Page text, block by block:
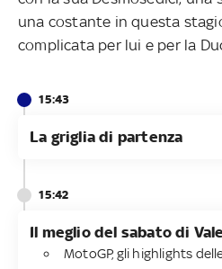
una costante in questa
complicata per lui e per la
15:43
La griglia di partenza
15:42
Il meglio del sabato di
MotoGP, gli highlights